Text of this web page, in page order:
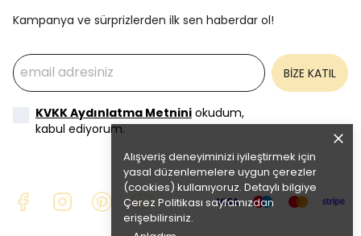
Alışveriş deneyiminizi iyileştirmek için
yasal düzenlemelere uygun çerezler
(cookies) kullanıyoruz. Detaylı bilgiye
Çerez Politikası sayfamızdan
erişebilirsiniz.
Kampanya ve sürprizlerden ilk sen haberdar ol!
BİZE KATIL
KVKK Aydınlatma Metnini okudum,
kabul ediyorum.